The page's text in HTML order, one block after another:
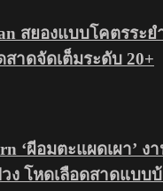
สยองแบบโคตรระ
สาดจัดเต็มระดับ 20+
‘ผีอมตะแผดเผา’
ง โหดเลือดสาดแบบบ้